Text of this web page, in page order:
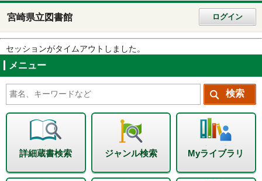
宮崎県立図書館 ログイン
セッションがタイムアウトしました。
メニュー
詳細蔵書検索 ジャンル検索 Myライブラリ